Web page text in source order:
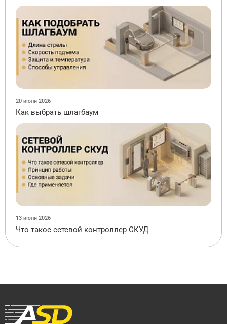
20 июля 2026
Как выбрать шлагбаум
13 июля 2026
Что такое сетевой контроллер СКУД